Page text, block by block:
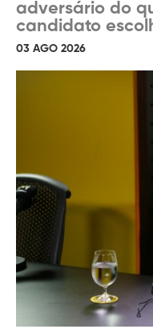
adversário do
candidato
03 AGO 2026